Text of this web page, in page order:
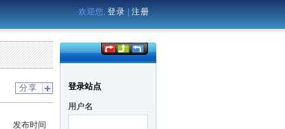
欢迎您, 登录 注册
分享
发布时间
登录站点
用户名